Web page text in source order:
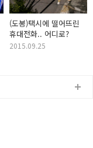
(도봉)택시에 떨어뜨린
휴대전화.. 어디로?
2015.09.25